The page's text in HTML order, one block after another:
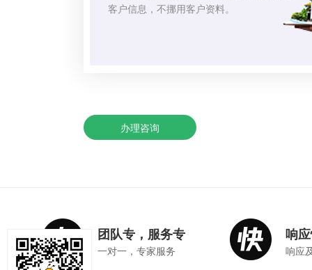
客户信息，不挪用客户资料。
办理咨询
团队专，服务专
一对一，专家服务
响
响应